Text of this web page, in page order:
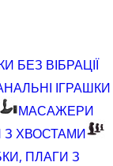
БЕЗ ВІБРАЦІЇ
ІГРАШКИ
МАСАЖЕРИ
З ХВОСТАМИ
ПЛАГИ З